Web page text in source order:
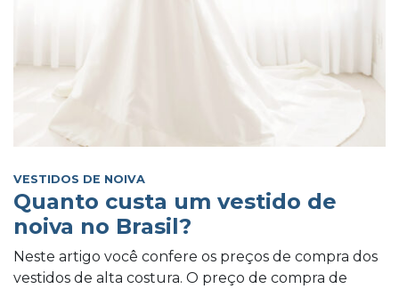
VESTIDOS DE NOIVA
Quanto custa um vestido de
noiva no Brasil?
Neste artigo você confere os preços de compra dos
vestidos de alta costura. O preço de compra de